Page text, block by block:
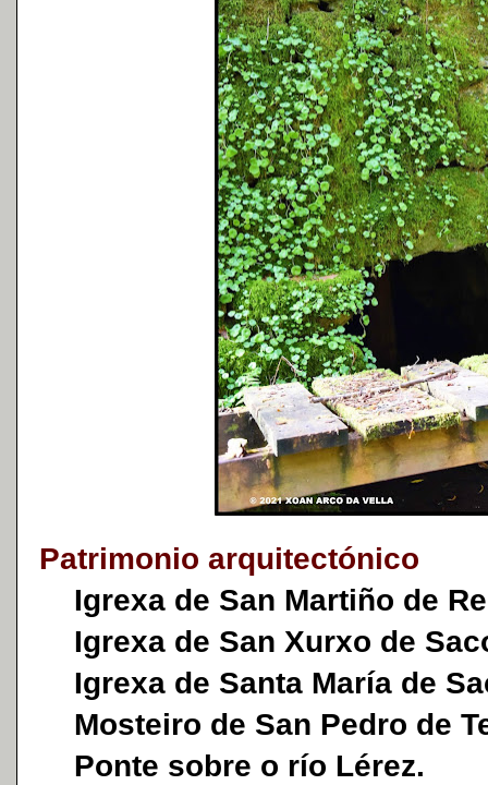
Patrimonio arquitectónico
Igrexa de San Martiño de
Igrexa de San Xurxo de
Igrexa de Santa María de
Mosteiro de San Pedro de
Ponte sobre o río Lérez.